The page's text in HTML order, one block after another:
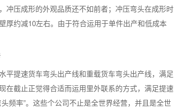
冲压成形的外观品质还不如前者；冲压弯头在成形时
厚约减10左右。由于符合运用于单件出产和低成本
平提速货车弯头出产线和重载货车弯头出产线，满足
在截止正觉得合适而运用里外联系的方式，满足提速
频率”。这些个公司不止是全世界经营，并且是全世